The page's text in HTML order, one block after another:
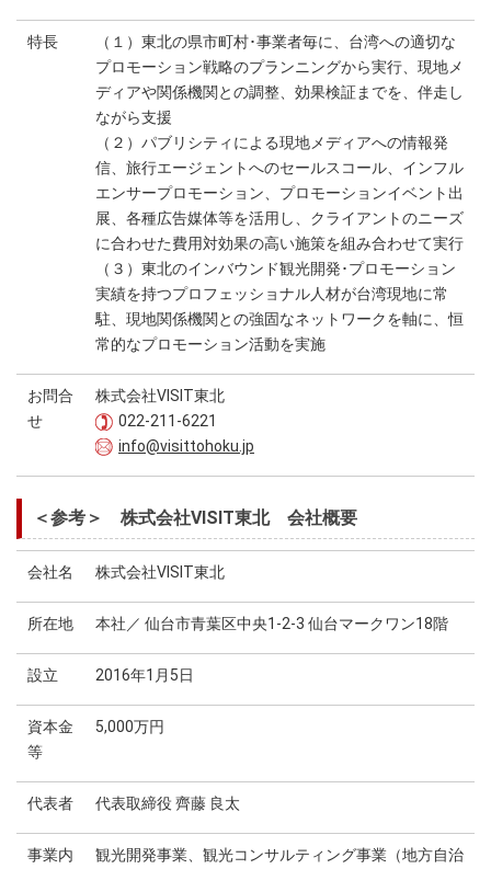
特長
（１）東北の県市町村･事業者毎に、台湾への適切な
プロモーション戦略のプランニングから実行、現地メ
ディアや関係機関との調整、効果検証までを、伴走し
ながら支援
（２）パブリシティによる現地メディアへの情報発
信、旅行エージェントへのセールスコール、インフル
エンサープロモーション、プロモーションイベント出
展、各種広告媒体等を活用し、クライアントのニーズ
に合わせた費用対効果の高い施策を組み合わせて実行
（３）東北のインバウンド観光開発･プロモーション
実績を持つプロフェッショナル人材が台湾現地に常
駐、現地関係機関との強固なネットワークを軸に、恒
常的なプロモーション活動を実施
お問合
せ
株式会社VISIT東北
022-211-6221
info@visittohoku.jp
＜参考＞ 株式会社VISIT東北 会社概要
会社名 株式会社VISIT東北
所在地 本社／ 仙台市青葉区中央1-2-3 仙台マークワン18階
設立 2016年1月5日
資本金
等
5,000万円
代表者 代表取締役 齊藤 良太
事業内
観光開発事業、観光コンサルティング事業（地方自治